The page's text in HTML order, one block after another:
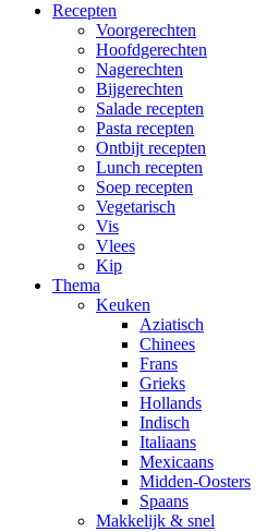
Recepten
Voorgerechten
Hoofdgerechten
Nagerechten
Bijgerechten
Salade recepten
Pasta recepten
Ontbijt recepten
Lunch recepten
Soep recepten
Vegetarisch
Vis
Vlees
Kip
Thema
Keuken
Aziatisch
Chinees
Frans
Grieks
Hollands
Indisch
Italiaans
Mexicaans
Midden-Oosters
Spaans
Makkelijk & snel